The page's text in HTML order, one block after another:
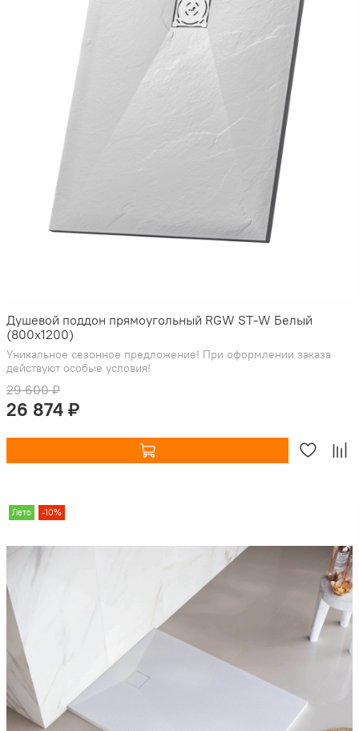
Душевой поддон прямоугольный RGW ST-W Белый
(800x1200)
Уникальное сезонное предложение! При оформлении заказа
действуют особые условия!
29 600 ₽
26 874 ₽
Лето -10%